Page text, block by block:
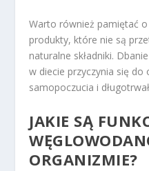
Warto również pamiętać o
produkty, które nie są
naturalne składniki.
w diecie przyczynia się
samopoczucia i
JAKIE SĄ
ORGANIZMIE?